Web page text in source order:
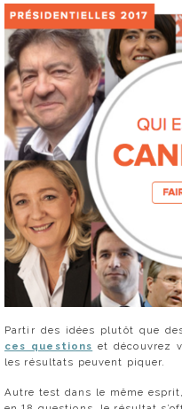
Partir des idées plutôt que
ces questions et découvrez
les résultats peuvent piquer.
Autre test dans le même